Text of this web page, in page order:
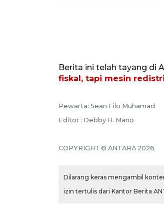
Berita ini telah tayang di
fiskal, tapi mesin
Pewarta: Sean Filo Muhamad
Editor : Debby H. Mano
COPYRIGHT © ANTARA 2026
Dilarang keras mengambil
izin tertulis dari Kantor Berita